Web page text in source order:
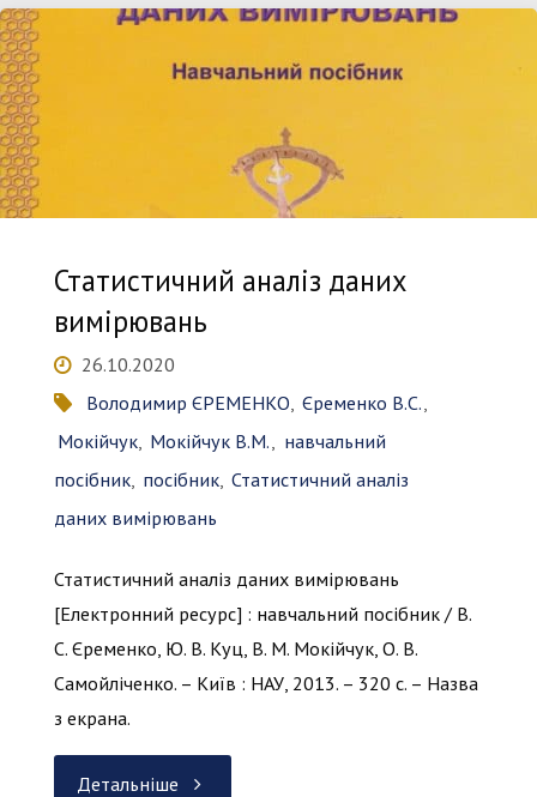
відкритої
мікроскопічної
фарфорових
Статистичний аналіз даних
вимірювань
26.10.2020
Володимир ЄРЕМЕНКО Єременко В.С.
Мокійчук Мокійчук В.М.
навчальний
посібник, посібник Статистичний аналіз
даних вимірювань
Статистичний аналіз даних вимірювань
[Електронний ресурс] : навчальний посібник / В.
С. Єременко, Ю. В. Куц, В. М. Мокійчук, О. В.
Самойліченко. – Київ : НАУ, 2013. – 320 с. – Назва
з екрана.
Детальніше "Статистичний